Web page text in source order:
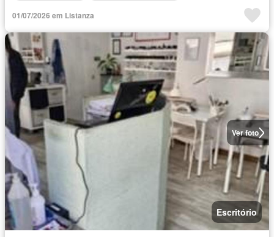
01/07/2026 em Listanza
Ver foto
Escritório